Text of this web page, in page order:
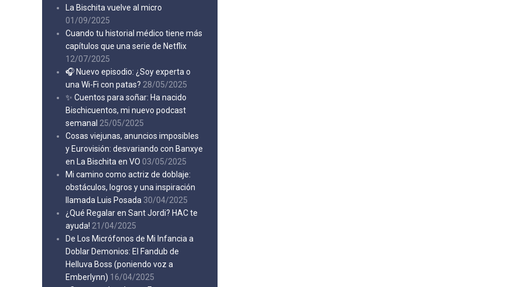
La Bischita vuelve al micro
01/09/2025
Cuando tu historial médico tiene más
capítulos que una serie de Netflix
12/07/2025
🎧 Nuevo episodio: ¿Soy experta o
una Wi-Fi con patas? 28/05/2025
✨ Cuentos para soñar: Ha nacido
Bischicuentos, mi nuevo podcast
semanal 25/05/2025
Cosas viejunas, anuncios imposibles
y Eurovisión: desvariando con Banxye
en La Bischita en VO 03/05/2025
Mi camino como actriz de doblaje:
obstáculos, logros y una inspiración
llamada Luis Posada 30/04/2025
¿Qué Regalar en Sant Jordi? HAC te
ayuda! 21/04/2025
De Los Micrófonos de Mi Infancia a
Doblar Demonios: El Fandub de
Helluva Boss (poniendo voz a
Emberlynn) 16/04/2025